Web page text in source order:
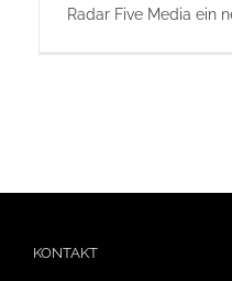
Radar Five Media ein
KONTAKT